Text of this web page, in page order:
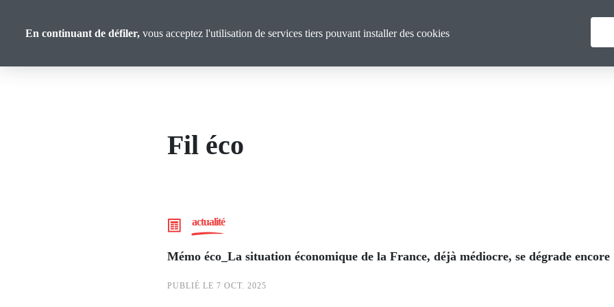
Propositions
principal
Fil éco
actualité
Mémo éco_La situation économique de la France, déjà médiocre, se dégrade encore
PUBLIÉ LE 7 OCT. 2025
En continuant de défiler, vous acceptez l'utilisation de services tiers pouvant installer des cookies